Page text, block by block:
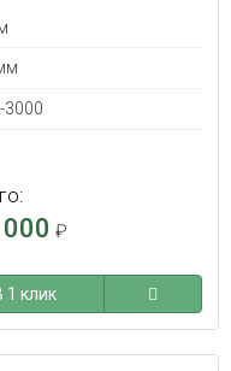
3000
₽
1 клик